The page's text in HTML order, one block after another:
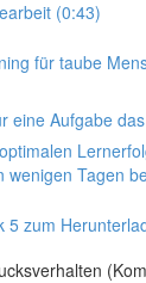
(0:43)
für taube
eine Aufgabe
wenigen Tagen
5 zum